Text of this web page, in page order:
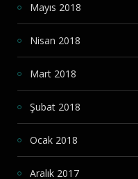
Mayıs 2018
Nisan 2018
Mart 2018
Şubat 2018
Ocak 2018
Aralık 2017